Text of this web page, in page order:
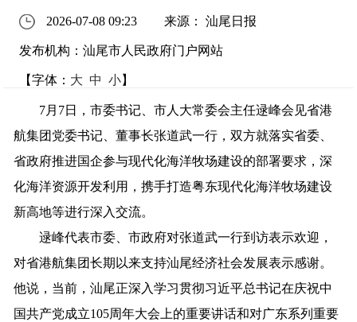
2026-07-08 09:23 来源： 汕尾日报
发布机构：汕尾市人民政府门户网站
【字体： 大 中 小】
7月7日，市委书记、市人大常委会主任逯峰会见省港
航集团党委书记、董事长张道武一行 ，双方就落实省委、
省政府推进国企参与现代化海洋牧场建设的部署要求，深
化海洋资源开发利用 ，携手打造粤东现代化海洋牧场建设
新高地等进行深入交流。
逯峰代表市委、市政府对张道武一行到访表示欢迎 ，
对省港航集团长期以来支持汕尾经济社会发展表示感谢。
他说， 当前，汕尾正深入学习贯彻习近平总书记在庆祝中
国共产党成立105周年大会 上的重要讲话和对广东系列重要